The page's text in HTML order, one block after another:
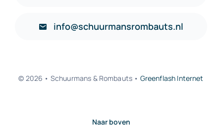
info@schuurmansrombauts.nl
© 2026 • Schuurmans & Rombauts • Greenflash Internet
Naar boven